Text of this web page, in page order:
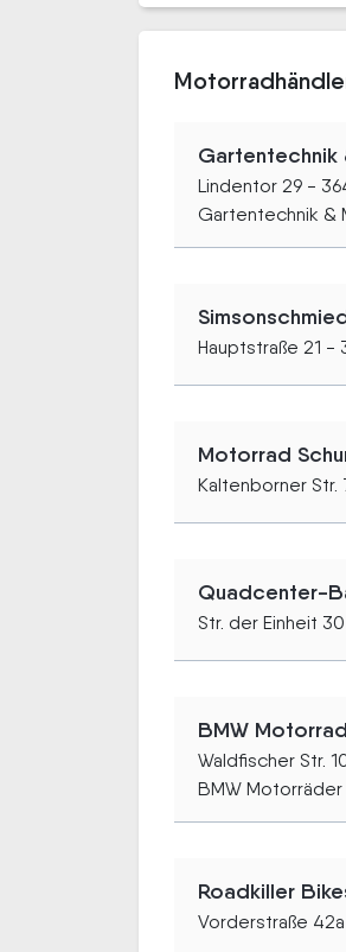
Lindentor 29 -
Gartentechnik &
Hauptstraße 21 -
Motorrad
Kaltenborner Str.
Quadcenter-
Str. der Einheit
BMW
Waldfischer Str.
BMW Motorräder
Roadkiller
Vorderstraße